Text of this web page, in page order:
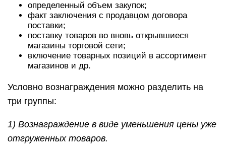
определенный объем закупок;
факт заключения с продавцом договора
поставки;
поставку товаров во вновь открывшиеся
магазины торговой сети;
включение товарных позиций в ассортимент
магазинов и др.
Условно вознаграждения можно разделить на
три группы:
1) Вознаграждение в виде уменьшения цены уже
отгруженных товаров.